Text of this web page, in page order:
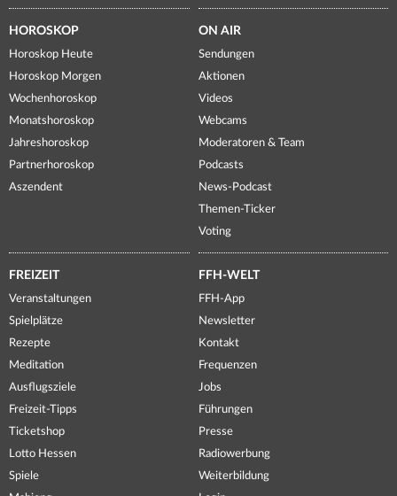
HOROSKOP
Horoskop Heute
Horoskop Morgen
Wochenhoroskop
Monatshoroskop
Jahreshoroskop
Partnerhoroskop
Aszendent
ON AIR
Sendungen
Aktionen
Videos
Webcams
Moderatoren & Team
Podcasts
News-Podcast
Themen-Ticker
Voting
FREIZEIT
Veranstaltungen
Spielplätze
Rezepte
Meditation
Ausflugsziele
Freizeit-Tipps
Ticketshop
Lotto Hessen
Spiele
FFH-WELT
FFH-App
Newsletter
Kontakt
Frequenzen
Jobs
Führungen
Presse
Radiowerbung
Weiterbildung